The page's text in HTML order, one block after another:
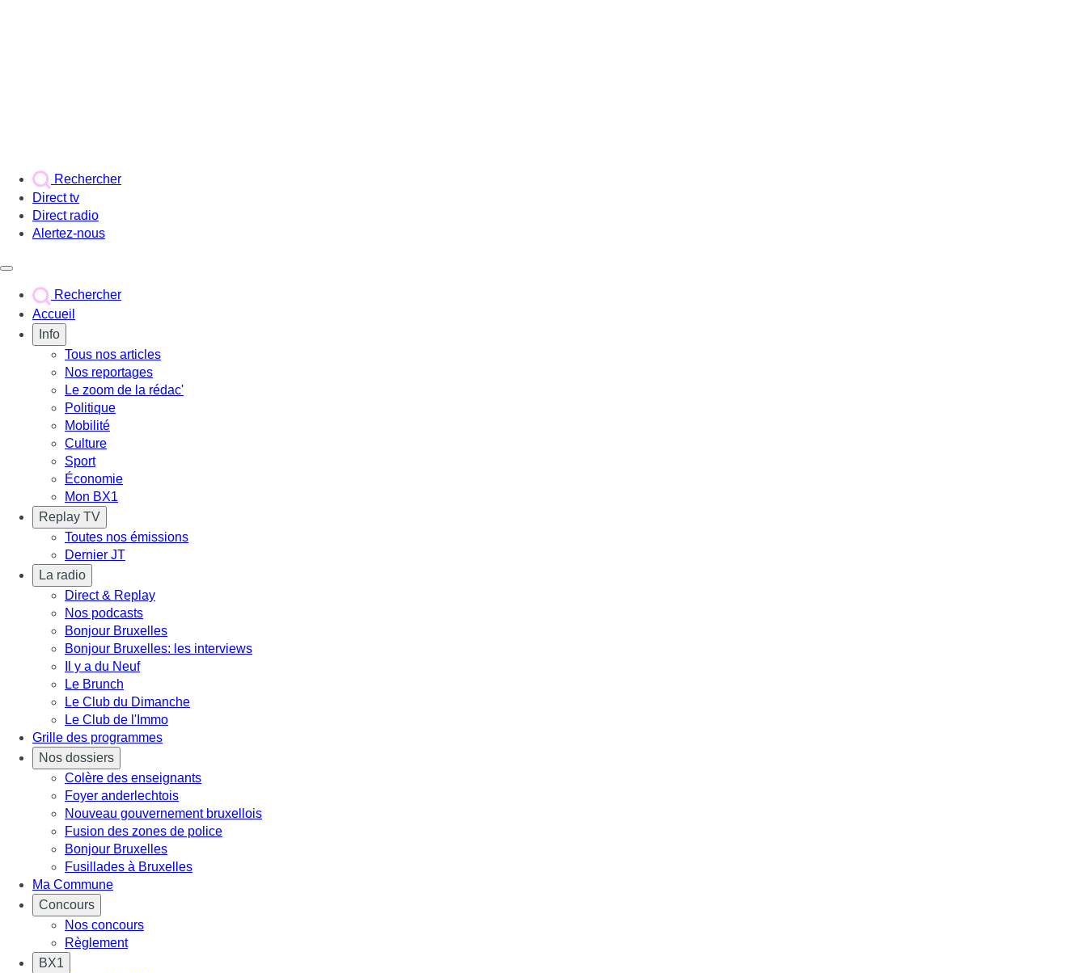
Rechercher
Direct tv
Direct radio
Alertez-nous
Rechercher
Accueil
Info
Tous nos articles
Nos reportages
Le zoom de la rédac'
Politique
Mobilité
Culture
Sport
Économie
Mon BX1
Replay TV
Toutes nos émissions
Dernier JT
La radio
Direct & Replay
Nos podcasts
Bonjour Bruxelles
Bonjour Bruxelles: les interviews
Il y a du Neuf
Le Brunch
Le Club du Dimanche
Le Club de l'Immo
Grille des programmes
Nos dossiers
Colère des enseignants
Foyer anderlechtois
Nouveau gouvernement bruxellois
Fusion des zones de police
Bonjour Bruxelles
Fusillades à Bruxelles
Ma Commune
Concours
Nos concours
Règlement
BX1